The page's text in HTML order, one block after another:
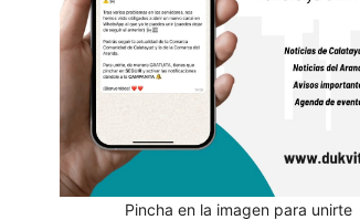
Pincha en la imagen para unirte